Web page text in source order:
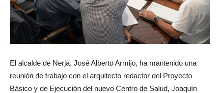
El alcalde de Nerja, José Alberto Armijo, ha mantenido una
reunión de trabajo con el arquitecto redactor del Proyecto
Básico y de Ejecución del nuevo Centro de Salud, Joaquín